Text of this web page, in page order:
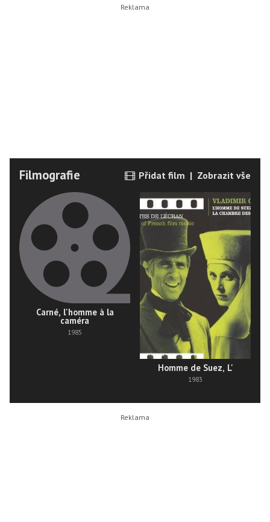
Filmografie Přidat film | Zobrazit vše
Carné, l'homme à la
caméra
1985
Homme de Suez, L'
1983